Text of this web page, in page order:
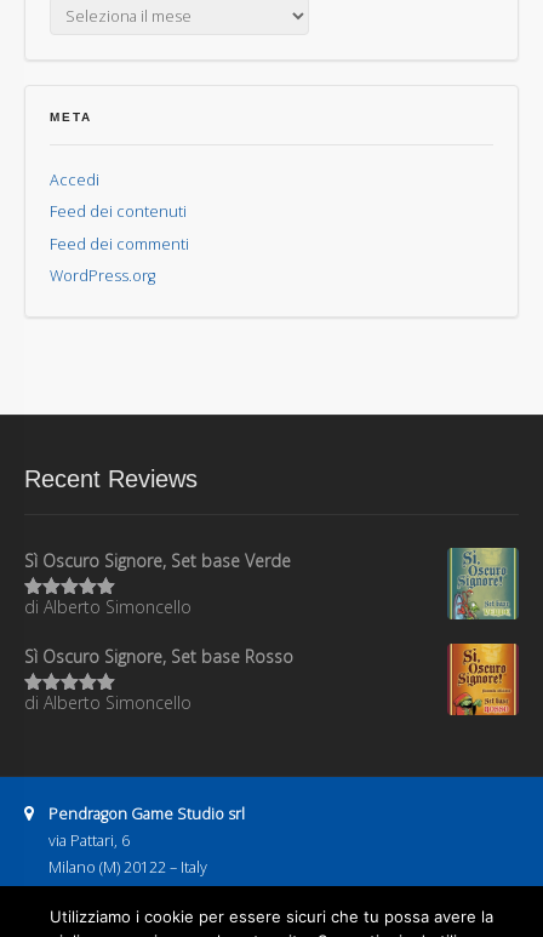
META
Accedi
Feed dei contenuti
Feed dei commenti
WordPress.org
Recent Reviews
Sì Oscuro Signore, Set base Verde
Valutato5
di Alberto Simoncello
Sì Oscuro Signore, Set base Rosso
Valutato5
di Alberto Simoncello
Pendragon Game Studio srl
via Pattari, 6
Milano (M) 20122 – Italy
Business hours:
9:00–13:00 14:00–18:00
Utilizziamo i cookie per essere sicuri che tu possa avere la